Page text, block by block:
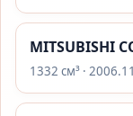
MITSUBISHI
1332 см³ · 2006.11